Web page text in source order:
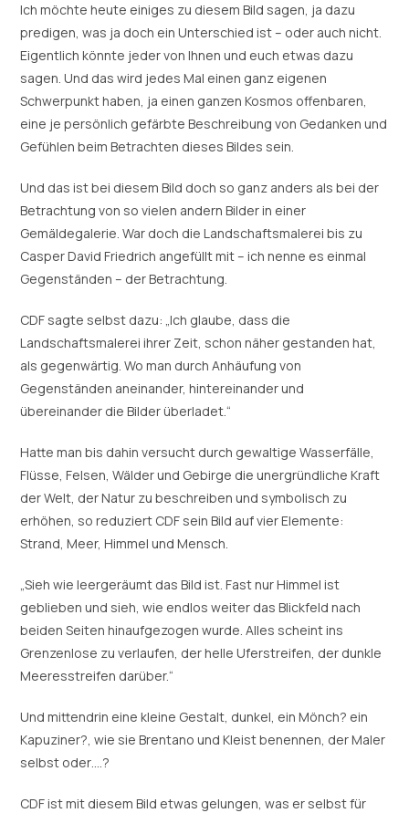
Ich möchte heute einiges zu diesem Bild sagen, ja dazu
predigen, was ja doch ein Unterschied ist – oder auch nicht.
Eigentlich könnte jeder von Ihnen und euch etwas dazu
sagen. Und das wird jedes Mal einen ganz eigenen
Schwerpunkt haben, ja einen ganzen Kosmos offenbaren,
eine je persönlich gefärbte Beschreibung von Gedanken und
Gefühlen beim Betrachten dieses Bildes sein.
Und das ist bei diesem Bild doch so ganz anders als bei der
Betrachtung von so vielen andern Bilder in einer
Gemäldegalerie. War doch die Landschaftsmalerei bis zu
Casper David Friedrich angefüllt mit – ich nenne es einmal
Gegenständen – der Betrachtung.
CDF sagte selbst dazu: „Ich glaube, dass die
Landschaftsmalerei ihrer Zeit, schon näher gestanden hat,
als gegenwärtig. Wo man durch Anhäufung von
Gegenständen aneinander, hintereinander und
übereinander die Bilder überladet.“
Hatte man bis dahin versucht durch gewaltige Wasserfälle,
Flüsse, Felsen, Wälder und Gebirge die unergründliche Kraft
der Welt, der Natur zu beschreiben und symbolisch zu
erhöhen, so reduziert CDF sein Bild auf vier Elemente:
Strand, Meer, Himmel und Mensch.
„Sieh wie leergeräumt das Bild ist. Fast nur Himmel ist
geblieben und sieh, wie endlos weiter das Blickfeld nach
beiden Seiten hinaufgezogen wurde. Alles scheint ins
Grenzenlose zu verlaufen, der helle Uferstreifen, der dunkle
Meeresstreifen darüber.“
Und mittendrin eine kleine Gestalt, dunkel, ein Mönch? ein
Kapuziner?, wie sie Brentano und Kleist benennen, der Maler
selbst oder….?
CDF ist mit diesem Bild etwas gelungen, was er selbst für